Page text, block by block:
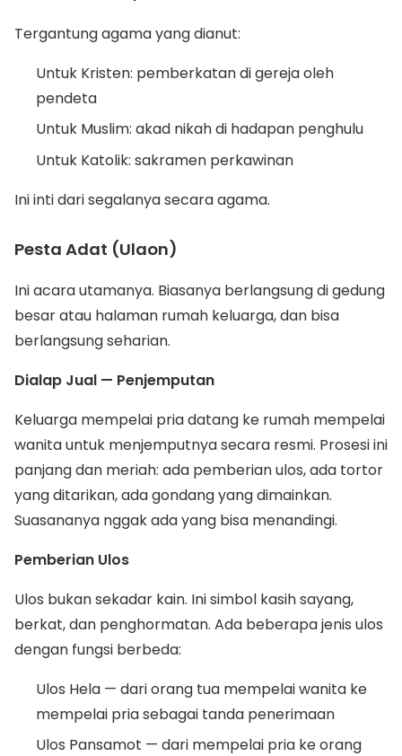
Tergantung agama yang dianut:
Untuk Kristen: pemberkatan di gereja oleh
pendeta
Untuk Muslim: akad nikah di hadapan penghulu
Untuk Katolik: sakramen perkawinan
Ini inti dari segalanya secara agama.
Pesta Adat (Ulaon)
Ini acara utamanya. Biasanya berlangsung di gedung
besar atau halaman rumah keluarga, dan bisa
berlangsung seharian.
Dialap Jual — Penjemputan
Keluarga mempelai pria datang ke rumah mempelai
wanita untuk menjemputnya secara resmi. Prosesi ini
panjang dan meriah: ada pemberian ulos, ada tortor
yang ditarikan, ada gondang yang dimainkan.
Suasananya nggak ada yang bisa menandingi.
Pemberian Ulos
Ulos bukan sekadar kain. Ini simbol kasih sayang,
berkat, dan penghormatan. Ada beberapa jenis ulos
dengan fungsi berbeda:
Ulos Hela — dari orang tua mempelai wanita ke
mempelai pria sebagai tanda penerimaan
Ulos Pansamot — dari mempelai pria ke orang